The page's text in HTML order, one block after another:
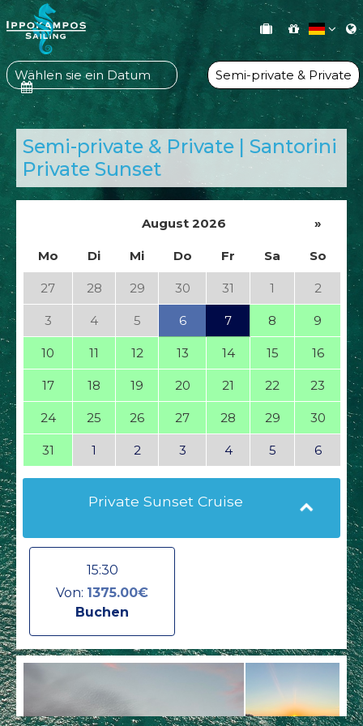
Wählen sie ein Datum Semi-private & Private
Semi-private & Private | Santorini
Private Sunset
August 2026 »
Mo Di Mi Do Fr Sa So
27 28 29 30 31 1 2
3 4 5 6 7 8 9
10 11 12 13 14 15 16
17 18 19 20 21 22 23
24 25 26 27 28 29 30
31 1 2 3 4 5 6
Private Sunset Cruise
15:30
Von: 1375.00€
Buchen